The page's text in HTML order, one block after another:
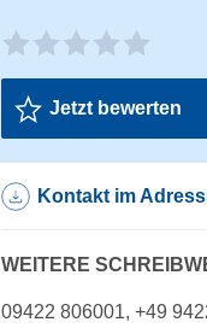
Jetzt bewerten
Kontakt im
WEITERE
09422 806001, +49